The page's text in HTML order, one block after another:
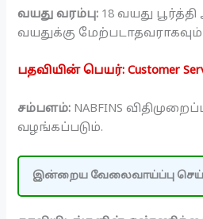
வயது வரம்பு: 18 வயது
வயதுக்கு
பதவியின் பெயர்: Customer
சம்பளம்: NABFINS
வழங்கப்படும்.
இன்றைய வேலைவாய்ப்பு